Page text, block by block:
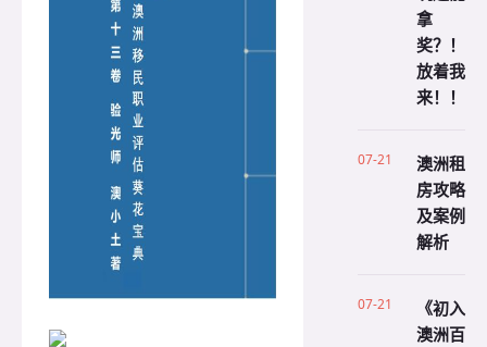
拿
奖？！
放着我
来！！
07-21
澳洲租
房攻略
及案例
解析
07-21
《初入
澳洲百